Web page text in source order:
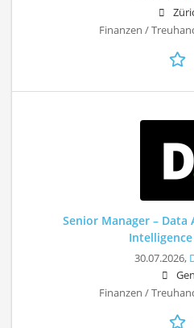
Finanzen /
Senior Manager –
30.07.2026,
Finanzen /